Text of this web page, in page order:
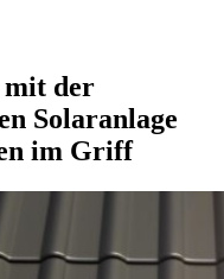
mit der
Solaranlage
im Griff